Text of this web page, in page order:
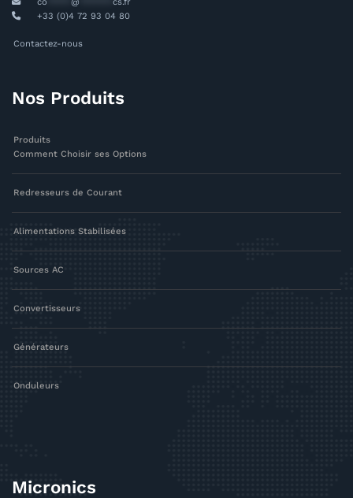
+33 (0)4 72 93 04 80
Contactez-nous
Nos Produits
Produits
Comment Choisir ses Options
Redresseurs de Courant
Alimentations Stabilisées
Sources AC
Convertisseurs
Générateurs
Onduleurs
Micronics